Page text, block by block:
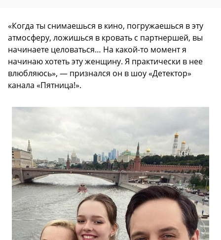
«Когда ты снимаешься в кино, погружаешься в эту
атмосферу, ложишься в кровать с партнершей, вы
начинаете целоваться… На какой-то момент я
начинаю хотеть эту женщину. Я практически в нее
влюбляюсь», — признался он в шоу «Детектор»
канала «Пятница!».